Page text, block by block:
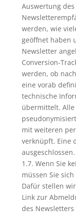
Auswertung
werden, wie
geöffnet haben
Newsletter
Conversion-
werden, ob
eine vorab
technische
übermittelt.
mit weiteren
verknüpft. Eine
ausgeschlossen.
1.7. Wenn Sie
müssen Sie
Dafür stellen
Link zur
des